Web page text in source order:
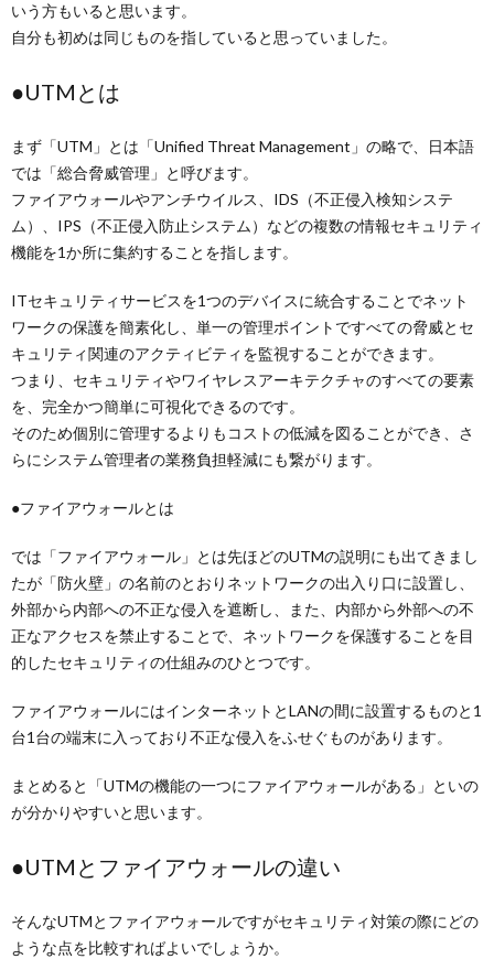
いう方もいると思います。
自分も初めは同じものを指していると思っていました。
●UTMとは
まず「UTM」とは「Unified Threat Management」の略で、日本語
では「総合脅威管理」と呼びます。
ファイアウォールやアンチウイルス、IDS（不正侵入検知システ
ム）、IPS（不正侵入防止システム）などの複数の情報セキュリティ
機能を1か所に集約することを指します。
ITセキュリティサービスを1つのデバイスに統合することでネット
ワークの保護を簡素化し、単一の管理ポイントですべての脅威とセ
キュリティ関連のアクティビティを監視することができます。
つまり、セキュリティやワイヤレスアーキテクチャのすべての要素
を、完全かつ簡単に可視化できるのです。
そのため個別に管理するよりもコストの低減を図ることができ、さ
らにシステム管理者の業務負担軽減にも繋がります。
●ファイアウォールとは
では「ファイアウォール」とは先ほどのUTMの説明にも出てきまし
たが「防火壁」の名前のとおりネットワークの出入り口に設置し、
外部から内部への不正な侵入を遮断し、また、内部から外部への不
正なアクセスを禁止することで、ネットワークを保護することを目
的したセキュリティの仕組みのひとつです。
ファイアウォールにはインターネットとLANの間に設置するものと1
台1台の端末に入っており不正な侵入をふせぐものがあります。
まとめると「UTMの機能の一つにファイアウォールがある」といの
が分かりやすいと思います。
●UTMとファイアウォールの違い
そんなUTMとファイアウォールですがセキュリティ対策の際にどの
ような点を比較すればよいでしょうか。